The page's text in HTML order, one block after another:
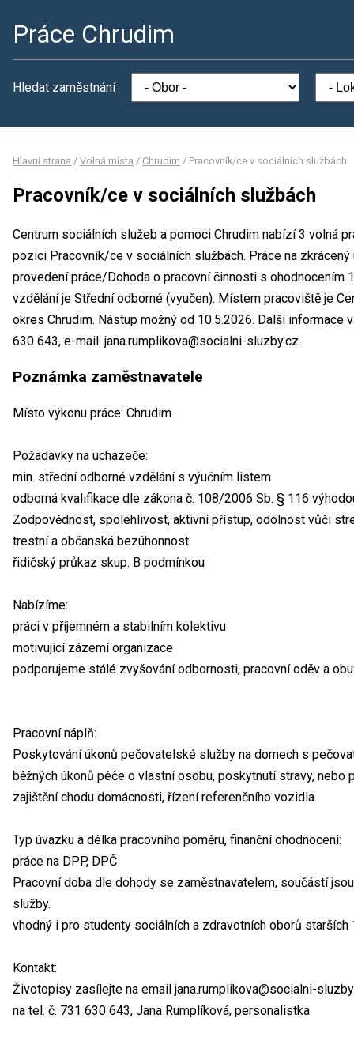
Práce Chrudim
Hledat zaměstnání
Hlavní strana / Volná místa / Chrudim / Pracovník/ce v sociálních službách
Pracovník/ce v sociálních službách
Centrum sociálních služeb a pomoci Chrudim nabízí 3 volná
pozici Pracovník/ce v sociálních službách. Práce na
provedení práce/Dohoda o pracovní činnosti s ohodnocením
vzdělání je Střední odborné (vyučen). Místem pracoviště je
okres Chrudim. Nástup možný od 10.5.2026. Další informace
630 643, e-mail: jana.rumplikova@socialni-sluzby.cz.
Poznámka zaměstnavatele
Místo výkonu práce: Chrudim
Požadavky na uchazeče:
min. střední odborné vzdělání s výučním listem
odborná kvalifikace dle zákona č. 108/2006 Sb. § 116
Zodpovědnost, spolehlivost, aktivní přístup, odolnost vůči
trestní a občanská bezúhonnost
řidičský průkaz skup. B podmínkou
Nabízíme:
práci v příjemném a stabilním kolektivu
motivující zázemí organizace
podporujeme stálé zvyšování odbornosti, pracovní oděv a
Pracovní náplň:
Poskytování úkonů pečovatelské služby na domech s
běžných úkonů péče o vlastní osobu, poskytnutí stravy, nebo
zajištění chodu domácnosti, řízení referenčního vozidla.
Typ úvazku a délka pracovního poměru, finanční ohodnocení:
práce na DPP, DPČ
Pracovní doba dle dohody se zaměstnavatelem, součástí
služby.
vhodný i pro studenty sociálních a zdravotních oborů starších
Kontakt:
Životopisy zasílejte na email jana.rumplikova@socialni-
na tel. č. 731 630 643, Jana Rumplíková, personalistka